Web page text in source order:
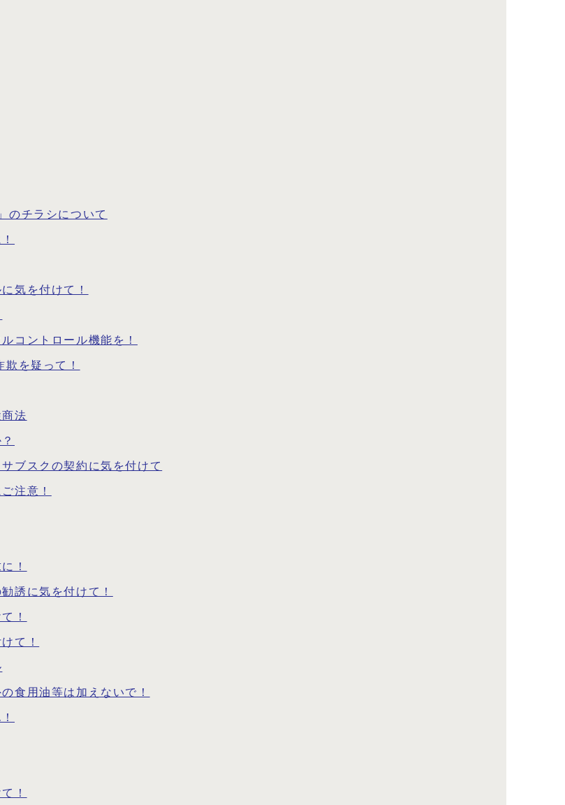
のチラシについて
気を付けて！
コントロール機能を！
を疑って！
法
ブスクの契約に気を付けて
注意！
！
誘に気を付けて！
！
て！
食用油等は加えないで！
！